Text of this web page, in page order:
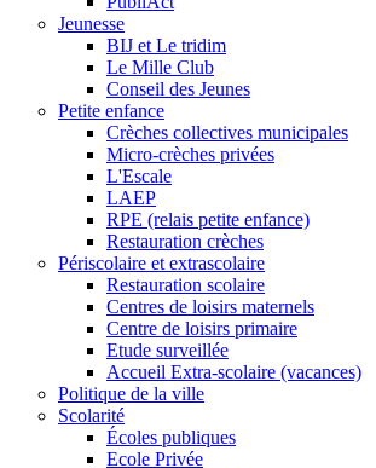
Jeunesse
BIJ et Le tridim
Le Mille Club
Conseil des Jeunes
Petite enfance
Crèches collectives municipales
Micro-crèches privées
L'Escale
LAEP
RPE (relais petite enfance)
Restauration crèches
Périscolaire et extrascolaire
Restauration scolaire
Centres de loisirs maternels
Centre de loisirs primaire
Etude surveillée
Accueil Extra-scolaire (vacances)
Politique de la ville
Scolarité
Écoles publiques
Ecole Privée